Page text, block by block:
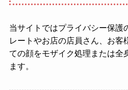
当サイトではプライバシー保護
レートやお店の店員さん、お客
ての顔をモザイク処理または全
ます。